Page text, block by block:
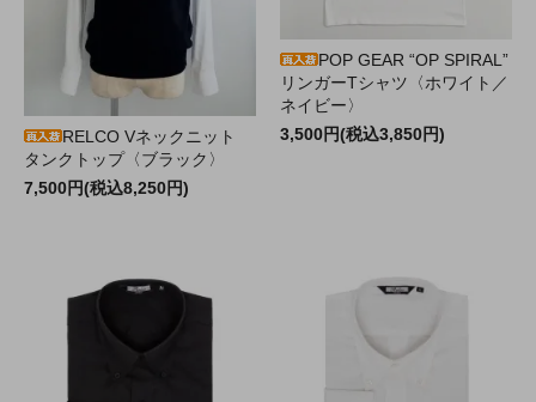
RELCO Vネックニット
タンクトップ〈ブラック〉
7,500円(税込8,250円)
POP GEAR “OP SPIRAL”
リンガーTシャツ〈ホワイト／
ネイビー〉
3,500円(税込3,850円)